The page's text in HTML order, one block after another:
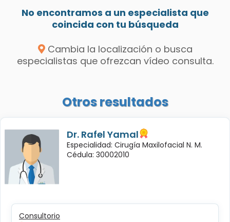
No encontramos a un especialista que
coincida con tu búsqueda
Cambia la localización o busca
especialistas que ofrezcan vídeo consulta.
Otros resultados
Dr. Rafel Yamal
Especialidad: Cirugía Maxilofacial N. M.
Cédula: 30002010
Consultorio